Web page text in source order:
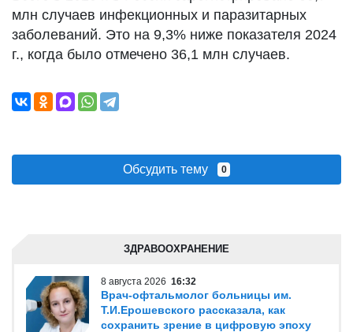
млн случаев инфекционных и паразитарных
заболеваний. Это на 9,3% ниже показателя 2024
г., когда было отмечено 36,1 млн случаев.
Обсудить тему 0
ЗДРАВООХРАНЕНИЕ
8 августа 2026 16:32
Врач-офтальмолог больницы им.
Т.И.Ерошевского рассказала, как
сохранить зрение в цифровую эпоху